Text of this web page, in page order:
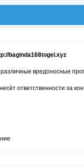
baginda168togel.xyz
вредоносные
ответственности за